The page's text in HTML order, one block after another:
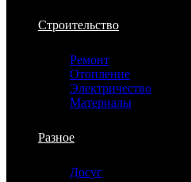
Строительство
Ремонт
Отопление
Электричество
Материалы
Разное
Досуг